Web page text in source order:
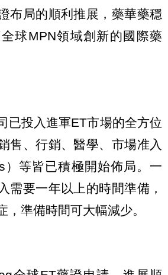
布局的順利推展，藥華藥穩
球MPN領域創新的國際藥
已投入進軍ET市場的全方位
售、行銷、醫學、市場准入
）等皆已積極開始佈局。一
需要一年以上的時間準備，
，準備時間可大幅減少。